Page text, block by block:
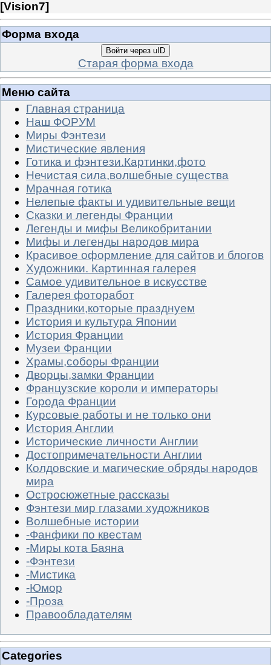
[Vision7]
Форма входа
Войти через uID
Старая форма входа
Меню сайта
Главная страница
Наш ФОРУМ
Миры Фэнтези
Мистические явления
Готика и фэнтези.Картинки,фото
Нечистая сила,волшебные существа
Мрачная готика
Нелепые факты и удивительные вещи
Сказки и легенды Франции
Легенды и мифы Великобритании
Мифы и легенды народов мира
Красивое оформление для сайтов и блогов
Художники. Картинная галерея
Самое удивительное в искусстве
Галерея фоторабот
Праздники,которые празднуем
История и культура Японии
История Франции
Музеи Франции
Храмы,соборы Франции
Дворцы,замки Франции
Французские короли и императоры
Города Франции
Курсовые работы и не только они
История Англии
Исторические личности Англии
Достопримечательности Англии
Колдовские и магические обряды народов
мира
Остросюжетные рассказы
Фэнтези мир глазами художников
Волшебные истории
-Фанфики по квестам
-Миры кота Баяна
-Фэнтези
-Мистика
-Юмор
-Проза
Правообладателям
Categories